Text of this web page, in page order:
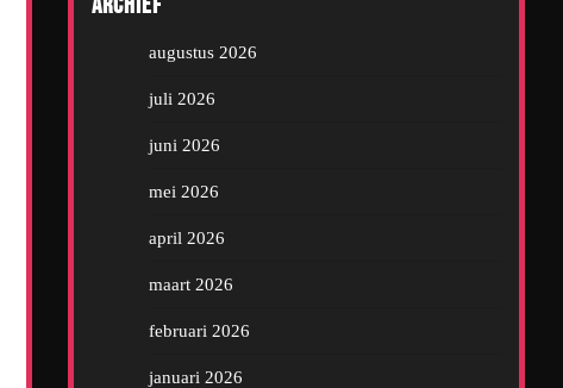
augustus 2026
juli 2026
juni 2026
mei 2026
april 2026
maart 2026
februari 2026
januari 2026